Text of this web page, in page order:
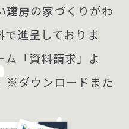
建房の家づくりがわ
進呈しておりま
ム「資料請求」よ
※ダウンロードまた